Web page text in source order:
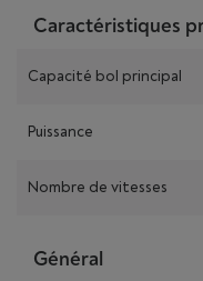
Caractéristiques
Capacité bol principal
Puissance
Nombre de vitesses
Général